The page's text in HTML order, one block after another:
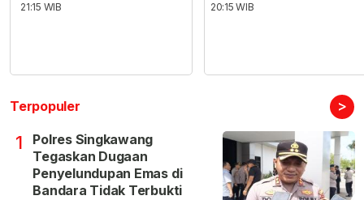
21:15 WIB
20:15 WIB
Terpopuler >
1
Polres Singkawang
Tegaskan Dugaan
Penyelundupan Emas di
Bandara Tidak Terbukti